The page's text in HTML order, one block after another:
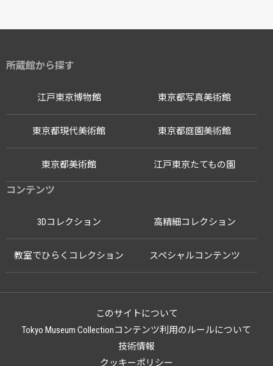
所蔵館から探す
江戸東京博物館
江戸東京たてもの園
東京都写真美術館
東京都現代美術館 東京都庭園美術館
東京都美術館
コンテンツ
3Dコレクション 高精細コレクション
教室でひらくコレクション スペシャルコンテンツ
このサイトについて
Tokyo Museum Collectionコンテンツ利用のルールについて
技術情報
クッキーポリシー